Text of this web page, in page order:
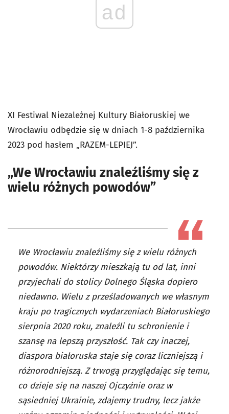
ad
XI Festiwal Niezależnej Kultury Białoruskiej we
Wrocławiu odbędzie się w dniach 1-8 października
2023 pod hasłem „RAZEM-LEPIEJ”.
„We Wrocławiu znaleźliśmy się z
wielu różnych powodów”
We Wrocławiu znaleźliśmy się z wielu różnych
powodów. Niektórzy mieszkają tu od lat, inni
przyjechali do stolicy Dolnego Śląska dopiero
niedawno. Wielu z prześladowanych we własnym
kraju po tragicznych wydarzeniach Białoruskiego
sierpnia 2020 roku, znaleźli tu schronienie i
szansę na lepszą przyszłość. Tak czy inaczej,
diaspora białoruska staje się coraz liczniejszą i
różnorodniejszą. Z trwogą przyglądając się temu,
co dzieje się na naszej Ojczyźnie oraz w
sąsiedniej Ukrainie, zdajemy trudny, lecz jakże